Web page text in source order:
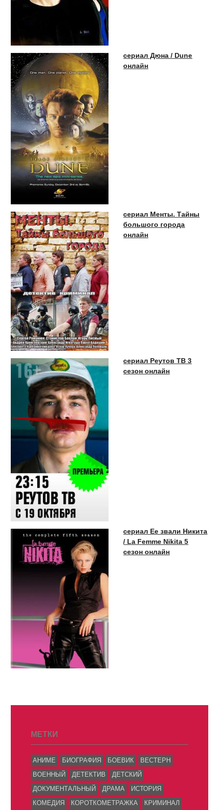
сериал Дюна / Dune
онлайн
сериал Менты. Тайны
большого города
онлайн
сериал Реутов ТВ 3
сезон онлайн
сериал Ее звали Никита
/ La Femme Nikita 5
сезон онлайн
МЕТКИ
АНИМЕ БИОГРАФИЯ БОЕВИК
ВЕСТЕРН
ВОЕННЫЙ
ДЕТЕКТИВ
ДЕТСКИЙ
ДОКУМЕНТАЛЬНЫЙ
ДРАМА
ИСТОРИЯ
КОМЕДИЯ
КОРОТКОМЕТРАЖКА КРИМИНАЛ